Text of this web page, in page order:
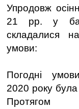
Упродовж
21 рр. у
складалися
умови:
Погодні
2020 року
Протягом